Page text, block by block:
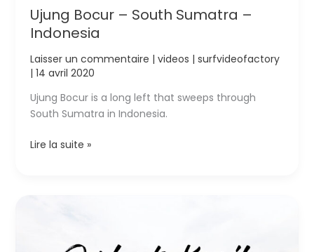
Ujung Bocur – South Sumatra –
Indonesia
Laisser un commentaire | videos | surfvideofactory
| 14 avril 2020
Ujung Bocur is a long left that sweeps through
South Sumatra in Indonesia.
Ujung
Indonesia
Lire la suite »